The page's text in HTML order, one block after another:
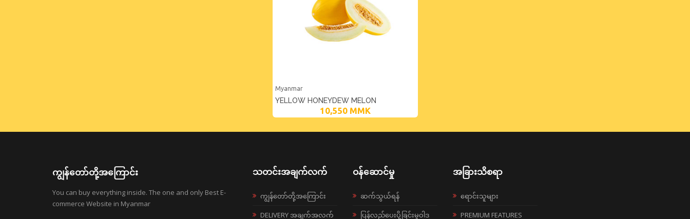
Myanmar
YELLOW HONEYDEW MELON
10,550 MMK
ကျွန်တော်တို့အကြောင်း
You can buy everything inside. The one and only Best E-
commerce Website in Myanmar
သတင်းအချက်လက်
ကျွန်တော်တို့အကြောင်း
DELIVERY အချက်အလက်
ဝန်ဆောင်မှု
ဆက်သွယ်ရန်
ပြန်လည်ပေးပို့ခြင်းမူဝါဒ
အခြားသိစရာ
ရောင်းသူများ
PREMIUM FEATURES